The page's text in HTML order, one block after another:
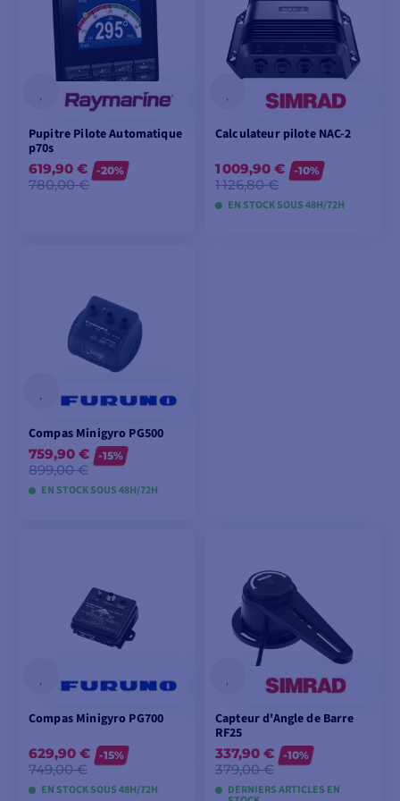
Pupitre Pilote Automatique
p70s
619,90 €
780,00 €
-20%
Calculateur pilote NAC-2
1 009,90 €
1 126,80 €
-10%
EN STOCK SOUS 48H/72H
Compas Minigyro PG500
759,90 €
899,00 €
-15%
EN STOCK SOUS 48H/72H
Compas Minigyro PG700
629,90 €
749,00 €
-15%
EN STOCK SOUS 48H/72H
Capteur d'Angle de Barre
RF25
337,90 €
379,00 €
-10%
DERNIERS ARTICLES EN